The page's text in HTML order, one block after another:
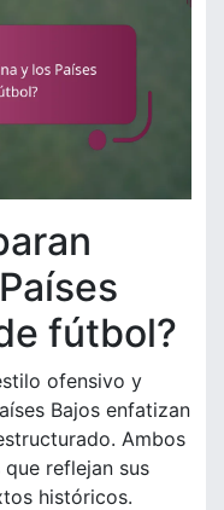
fútbol?
ofensivo y
Bajos enfatizan
Ambos
reflejan sus
históricos.